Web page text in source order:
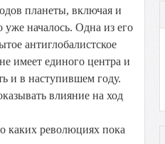
планеты, включая и
уже началось. Одна из его
антиглобалистское
имеет единого центра и
и в наступившем году.
влияние на ход
каких революциях пока